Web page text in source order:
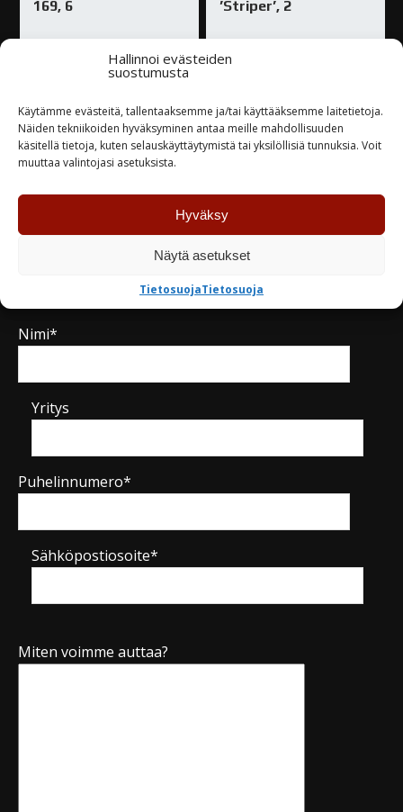
Hallinnoi evästeiden
suostumusta
Käytämme evästeitä, tallentaaksemme ja/tai käyttääksemme laitetietoja.
Näiden tekniikoiden hyväksyminen antaa meille mahdollisuuden
käsitellä tietoja, kuten selauskäyttäytymistä tai yksilöllisiä tunnuksia. Voit
muuttaa valintojasi asetuksista.
Hyväksy
Näytä asetukset
TietosuojaTietosuoja
169, 6
17,60€
TUTUSTU
’Striper’, 2
31,00€
TUTUSTU
Nimi*
Yritys
Puhelinnumero*
Sähköpostiosoite*
Miten voimme auttaa?